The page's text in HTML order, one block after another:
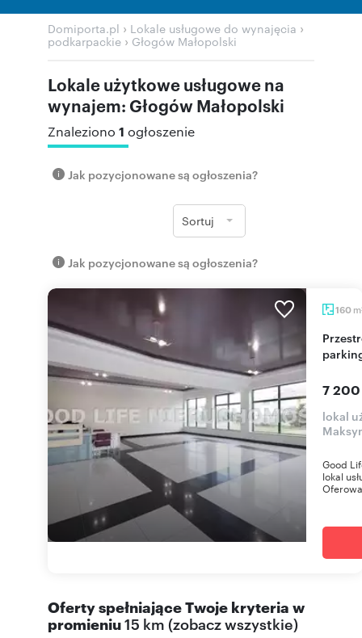
Domiporta.pl › Lokale usługowe do wynajęcia ›
podkarpackie › Głogów Małopolski
Lokale użytkowe usługowe na
wynajem: Głogów Małopolski
Znaleziono 1 ogłoszenie
Jak pozycjonowane są ogłoszenia?
Sortuj
Jak pozycjonowane są ogłoszenia?
160 m
Przestronne biuro 160 m2 z dużą witryną i
7 200
lokal
Good
lokal
Oferty spełniające Twoje kryteria w
promieniu15 km (zobacz wszystkie)